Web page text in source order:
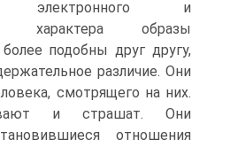
электронного и
характера об­разы
подобны друг другу,
различие. Они
смотрящего на них.
и страшат. Они
отношения